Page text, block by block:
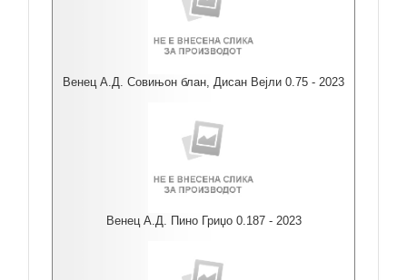
Венец А.Д. Совињон блан, Дисан Вејли 0.75 - 2023
Венец А.Д. Пино Гриџо 0.187 - 2023